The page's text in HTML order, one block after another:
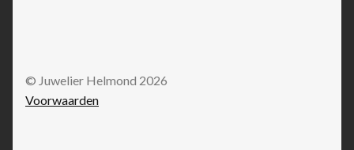
© Juwelier Helmond 2026
Voorwaarden